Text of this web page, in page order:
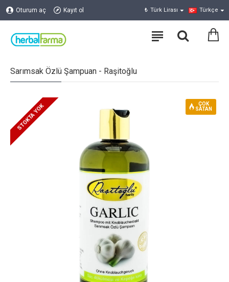
Oturum aç Kayıt ol ₺ Türk Lirası Türkçe
Sarımsak Özlü Şampuan - Raşitoğlu
ÇOK
SATAN
STOKTA YOK